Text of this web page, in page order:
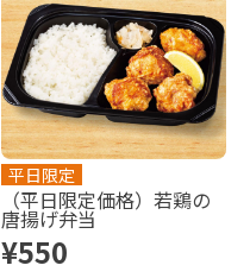
平日限定
（平日限定価格）若鶏の
唐揚げ弁当
¥550